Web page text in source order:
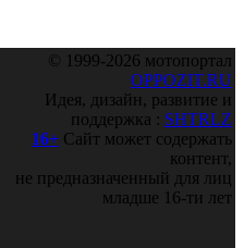
© 1999-2026 мотопортал
OPPOZIT.RU
Идея, дизайн, развитие и
поддержка : SHTRLZ
16+ Сайт может содержать
контент,
не предназначенный для лиц
младше 16-ти лет